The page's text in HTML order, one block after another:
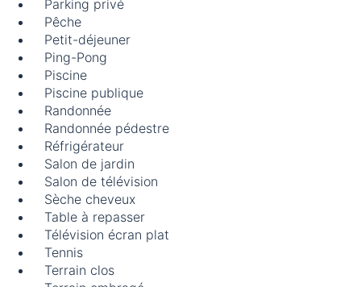
Parking privé
Pêche
Petit-déjeuner
Ping-Pong
Piscine
Piscine publique
Randonnée
Randonnée pédestre
Réfrigérateur
Salon de jardin
Salon de télévision
Sèche cheveux
Table à repasser
Télévision écran plat
Tennis
Terrain clos